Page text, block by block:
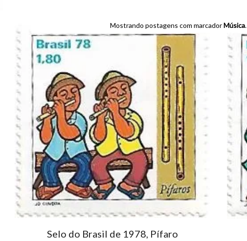
Mostrando postagens com marcadorMúsica.
Selo do Brasil de 1978, Pífaro